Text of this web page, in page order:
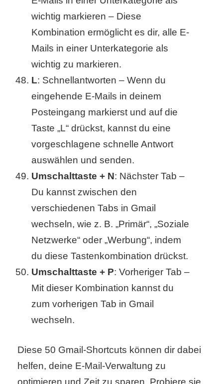
wichtig markieren – Diese
Kombination ermöglicht es dir, alle E-
Mails in einer Unterkategorie als
wichtig zu markieren.
L: Schnellantworten – Wenn du
eingehende E-Mails in deinem
Posteingang markierst und auf die
Taste „L“ drückst, kannst du eine
vorgeschlagene schnelle Antwort
auswählen und senden.
Umschalttaste + N: Nächster Tab –
Du kannst zwischen den
verschiedenen Tabs in Gmail
wechseln, wie z. B. „Primär“, „Soziale
Netzwerke“ oder „Werbung“, indem
du diese Tastenkombination drückst.
Umschalttaste + P: Vorheriger Tab –
Mit dieser Kombination kannst du
zum vorherigen Tab in Gmail
wechseln.
Diese 50 Gmail-Shortcuts können dir dabei
helfen, deine E-Mail-Verwaltung zu
optimieren und Zeit zu sparen. Probiere sie